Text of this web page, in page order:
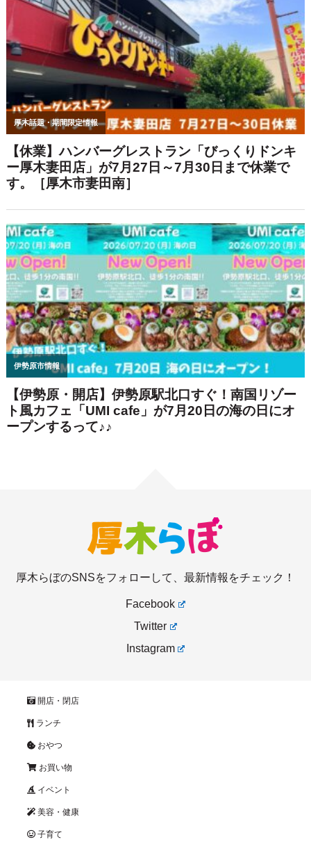
厚木らぼのSNSをフォローして、最新情報をチェック！
Facebook
Twitter
Instagram
開店・閉店
ランチ
おやつ
お買い物
イベント
美容・健康
子育て